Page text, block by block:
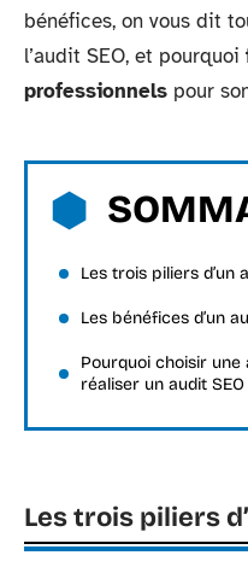
bénéfices, on vous dit
l’audit SEO, et pourquoi
professionnels pour
Les trois piliers d’un
Les bénéfices d’un
Pourquoi choisir
réaliser un audit SEO
Les trois piliers